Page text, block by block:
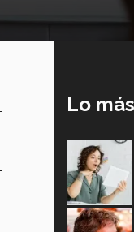
Lo